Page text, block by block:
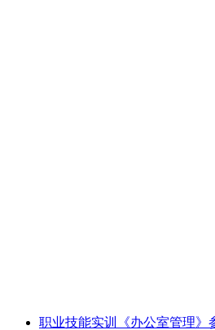
职业技能实训《办公室管理》